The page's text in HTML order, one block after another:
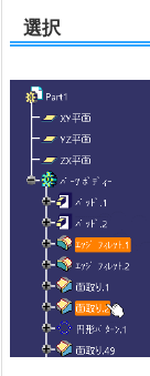
選択